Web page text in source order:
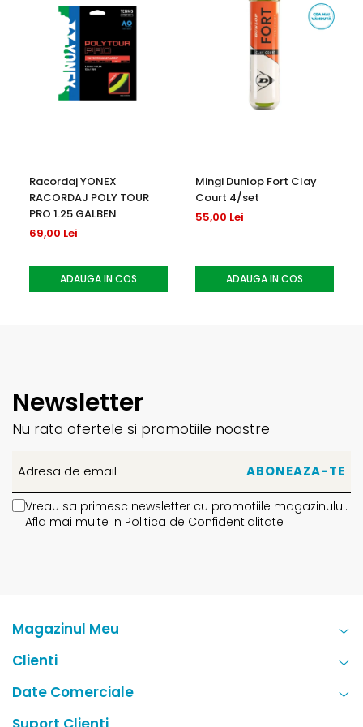
carbon cu până la 45%, în comparație cu tehnologia
convențională de vopsire
elementele reflectorizante sporesc siguranța în condiții
cu vizibilitate scăzută
Racordaj YONEX
RACORDAJ POLY TOUR
PRO 1.25 GALBEN
69,00 Lei
ADAUGA IN COS
Mingi Dunlop Fort Clay
Court 4/set
55,00 Lei
ADAUGA IN COS
Newsletter
Nu rata ofertele si promotiile noastre
Vreau sa primesc newsletter cu promotiile magazinului.
Afla mai multe in Politica de Confidentialitate
Magazinul Meu
Clienti
Date Comerciale